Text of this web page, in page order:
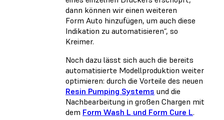
dann können wir einen weiteren
Form Auto hinzufügen, um auch diese
Indikation zu automatisieren“, so
Kreimer.
Noch dazu lässt sich auch die bereits
automatisierte Modellproduktion weiter
optimieren: durch die Vorteile des neuen
Resin Pumping Systems und die
Nachbearbeitung in großen Chargen mit
dem Form Wash L und Form Cure L.